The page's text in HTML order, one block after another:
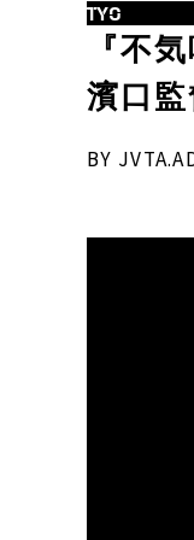
TYO
『不
濱口
BY